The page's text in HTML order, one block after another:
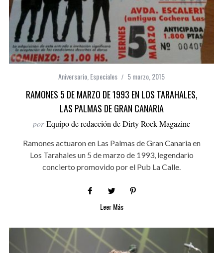
Aniversario,Especiales 5 marzo, 2015
RAMONES 5 DE MARZO DE 1993 EN LOS TARAHALES,
LAS PALMAS DE GRAN CANARIA
por Equipo de redacción de Dirty Rock Magazine
Ramones actuaron en Las Palmas de Gran Canaria en
Los Tarahales un 5 de marzo de 1993, legendario
concierto promovido por el Pub La Calle.
Leer Más